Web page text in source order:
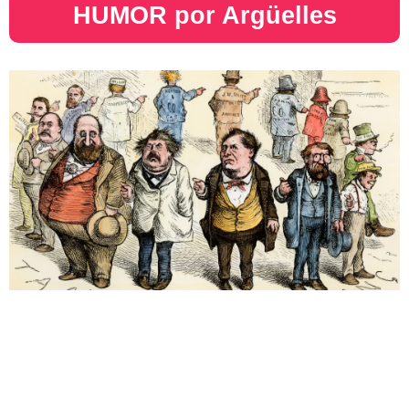
HUMOR por Argüelles​